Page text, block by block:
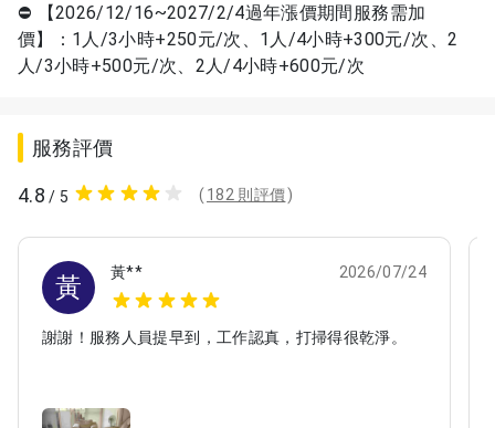
⛔ 【2026/12/16~2027/2/4過年漲價期間服務需加
價】：1人/3小時+250元/次、1人/4小時+300元/次、2
人/3小時+500元/次、2人/4小時+600元/次
服務評價
4.8 / 5 (182 則評價 )
黃 黃** 2026/07/24
謝謝！服務人員提早到，工作認真，打掃得很乾淨。